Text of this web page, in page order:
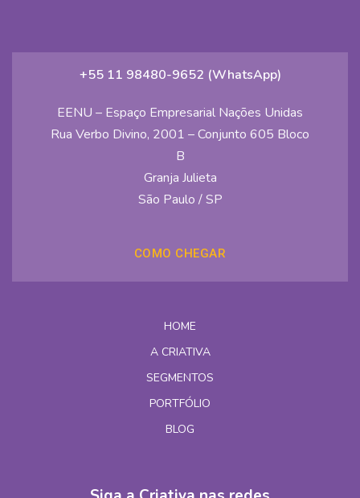
+55 11 98480-9652 (WhatsApp)
EENU – Espaço Empresarial Nações Unidas
Rua Verbo Divino, 2001 – Conjunto 605 Bloco
B
Granja Julieta
São Paulo / SP
COMO CHEGAR
HOME
A CRIATIVA
SEGMENTOS
PORTFÓLIO
BLOG